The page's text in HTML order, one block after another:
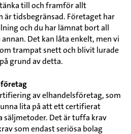
till och framför allt
tidsbegränsad. Företaget har
och du har lämnat bort all
Det kan låta enkelt, men vi
trampat snett och blivit lurade
grund av detta.
av elhandelsföretag, som
lita på att ett certifierat
säljmetoder. Det är tuffa krav
som endast seriösa bolag